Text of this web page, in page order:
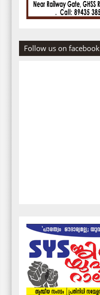
Follow us on facebook